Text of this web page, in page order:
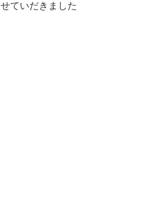
せていだきました